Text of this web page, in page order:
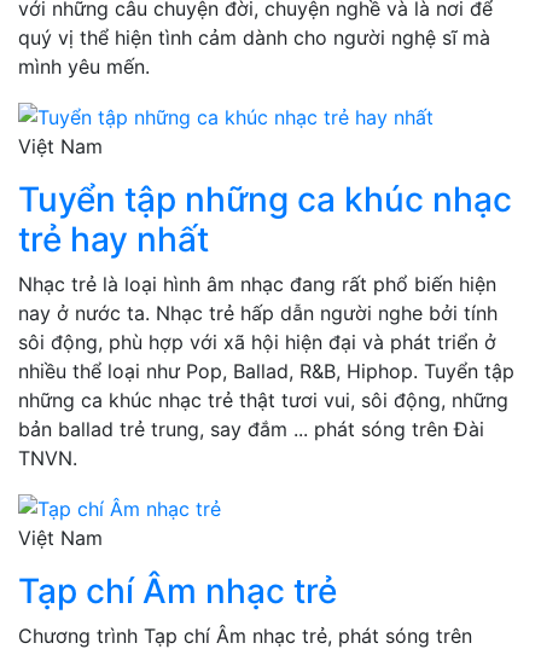
với những câu chuyện đời, chuyện nghề và là nơi để
quý vị thể hiện tình cảm dành cho người nghệ sĩ mà
mình yêu mến.
Việt Nam
Tuyển tập những ca khúc nhạc
trẻ hay nhất
Nhạc trẻ là loại hình âm nhạc đang rất phổ biến hiện
nay ở nước ta. Nhạc trẻ hấp dẫn người nghe bởi tính
sôi động, phù hợp với xã hội hiện đại và phát triển ở
nhiều thể loại như Pop, Ballad, R&B, Hiphop. Tuyển tập
những ca khúc nhạc trẻ thật tươi vui, sôi động, những
bản ballad trẻ trung, say đắm ... phát sóng trên Đài
TNVN.
Việt Nam
Tạp chí Âm nhạc trẻ
Chương trình Tạp chí Âm nhạc trẻ, phát sóng trên